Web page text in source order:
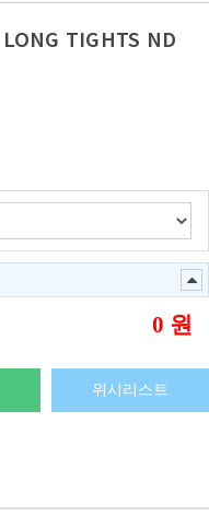
TIGHTS ND
0 원
위시리스트